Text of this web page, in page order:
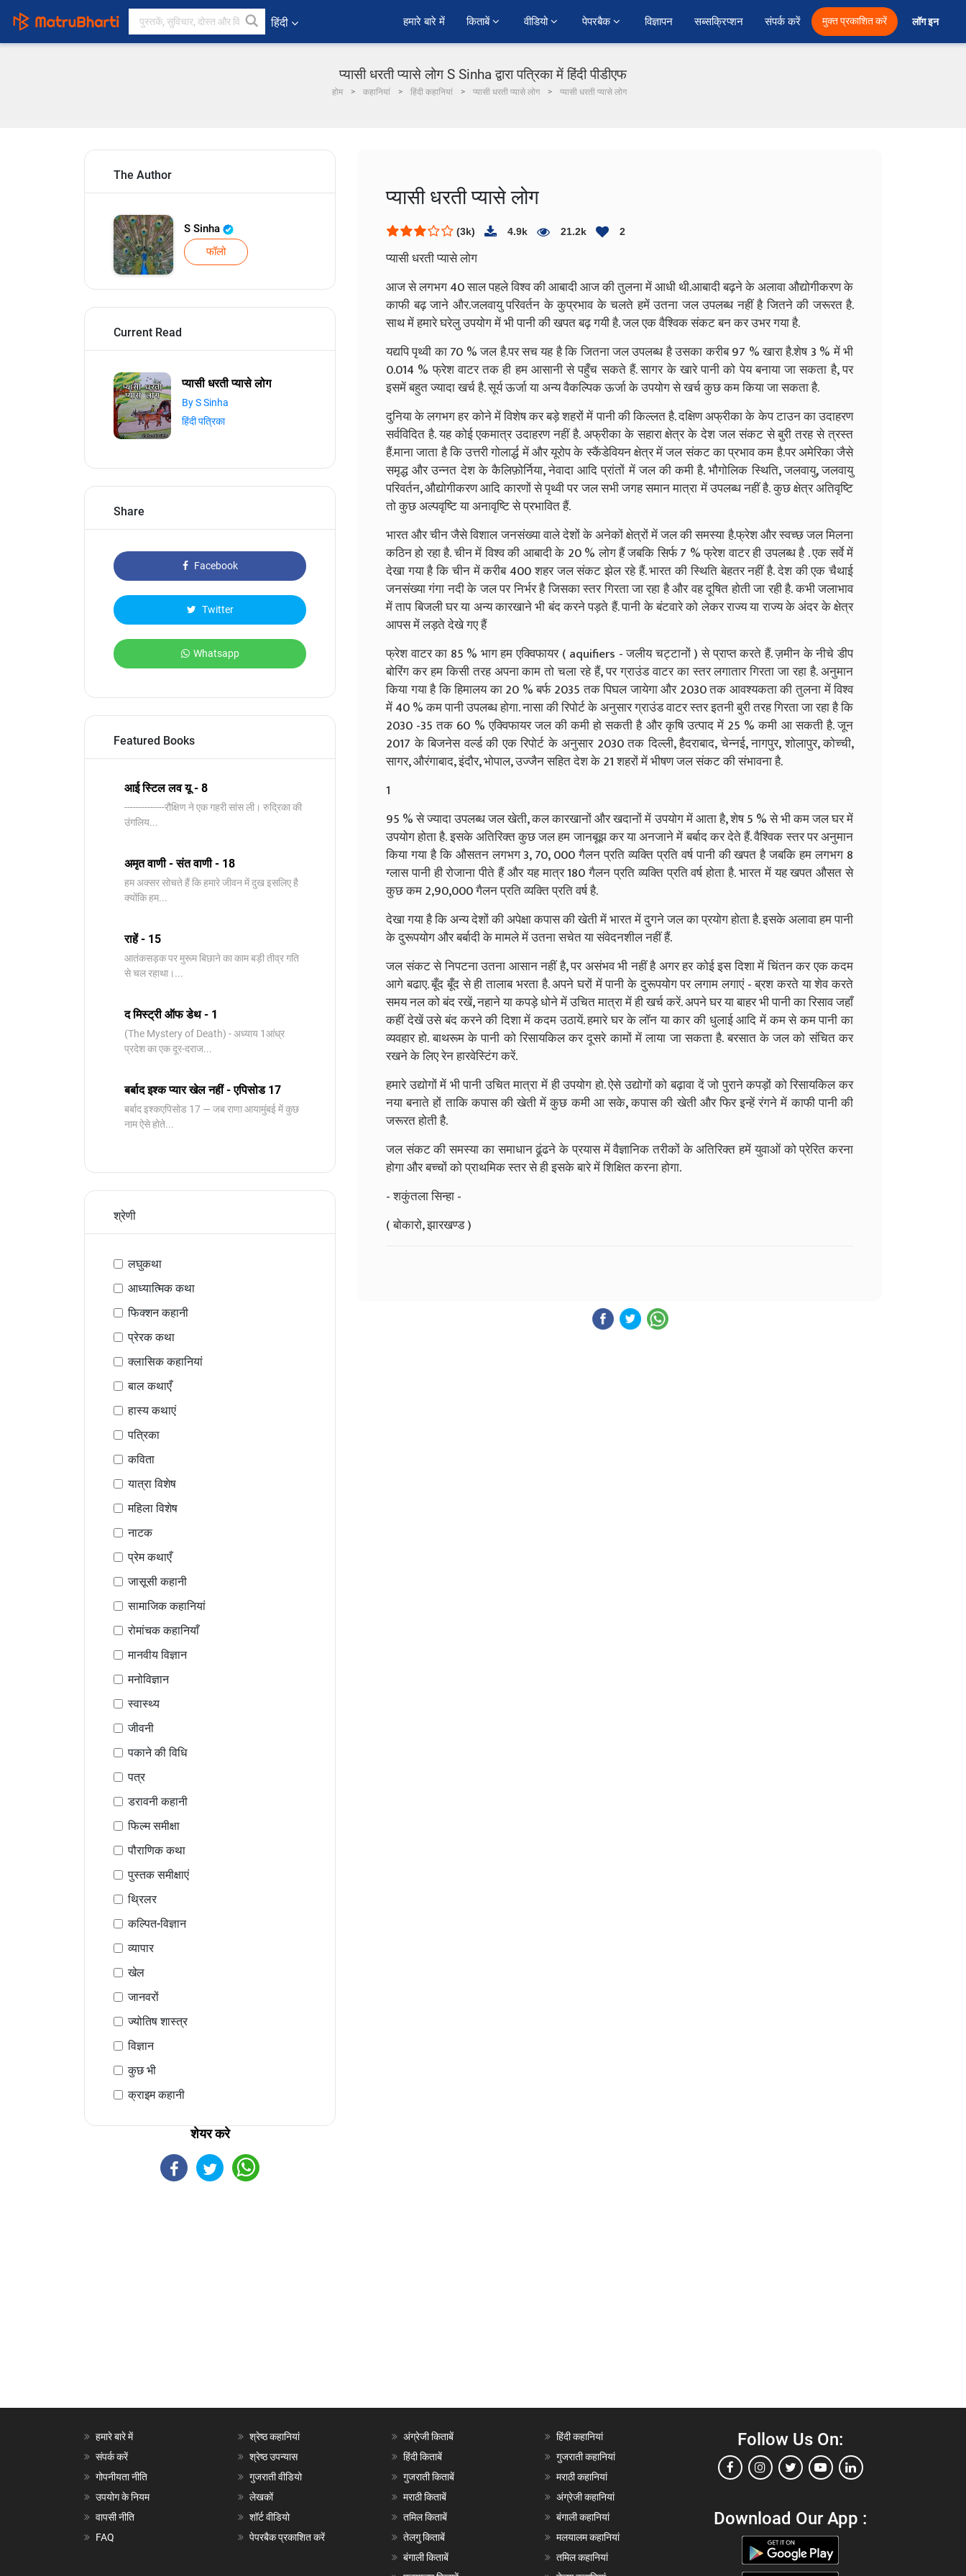
हिंदी हमारे बारे में किताबें वीडियो पेपरबैक विज्ञापन सब्सक्रिप्शन संपर्क करें मुक्त प्रकाशित करें लॉग इन
प्यासी धरती प्यासे लोग S Sinha द्वारा पत्रिका में हिंदी पीडीएफ
होम कहानियां हिंदी कहानियां प्यासी धरती प्यासे लोग प्यासी धरती प्यासे लोग
The Author
S Sinha
फॉलो
Current Read
प्यासी धरती प्यासे लोग
By S Sinha
हिंदी पत्रिका
Share
Facebook
Twitter
Whatsapp
Featured Books
आई स्टिल लव यू - 8
--------------रौक्षिण ने एक गहरी सांस ली। रुद्रिका की
उंगलिय...
अमृत वाणी - संत वाणी - 18
हम अक्सर सोचते हैं कि हमारे जीवन में दुख इसलिए है
क्योंकि हम...
राहें - 15
आतंकसड़क पर मुरूम बिछाने का काम बड़ी तीव्र गति
से चल रहाथा।...
द मिस्ट्री ऑफ डेथ - 1
(The Mystery of Death) - अध्याय 1आंध्र
प्रदेश का एक दूर-दराज...
बर्बाद इश्क प्यार खेल नहीं - एपिसोड 17
बर्बाद इश्कएपिसोड 17 — जब राणा आयामुंबई में कुछ
नाम ऐसे होते...
श्रेणी
लघुकथा
आध्यात्मिक कथा
फिक्शन कहानी
प्रेरक कथा
क्लासिक कहानियां
बाल कथाएँ
हास्य कथाएं
पत्रिका
कविता
यात्रा विशेष
महिला विशेष
नाटक
प्रेम कथाएँ
जासूसी कहानी
सामाजिक कहानियां
रोमांचक कहानियाँ
मानवीय विज्ञान
मनोविज्ञान
स्वास्थ्य
जीवनी
पकाने की विधि
पत्र
डरावनी कहानी
फिल्म समीक्षा
पौराणिक कथा
पुस्तक समीक्षाएं
थ्रिलर
कल्पित-विज्ञान
व्यापार
खेल
जानवरों
ज्योतिष शास्त्र
विज्ञान
कुछ भी
क्राइम कहानी
शेयर करे
प्यासी धरती प्यासे लोग
(3k) 4.9k 21.2k 2
प्यासी धरतीप्यासे लोग
आज से लगभग40साल पहले विश्व की आबादी आज की तुलना में आधी थी.आबादी बढ़ने के अलावाऔद्योगीकरण के
काफी बढ़ जाने और.जलवायु परिवर्तनकेकुप्रभाव के चलते हमेंउतना जल उपलब्ध नहीं हैजितने की जरूरत है.
साथ में हमारे घरेलु उपयोग में भी पानी की खपत बढ़ गयी है.जल एक वैश्विक संकट बन कर उभर गया है.
यद्यपि पृथ्वी का 70 % जल है.पर सच यह है किजितना जल उपलब्ध हैउसका करीब 97 % खारा है.शेष 3 % में भी
0.014 % फ्रेश वाटर तक ही हम आसानी से पहुँच सकते हैं.सागर के खारे पानी को पेय बनाया जा सकता है,पर
इसमें बहुत ज्यादा खर्च है.सूर्य ऊर्जा या अन्य वैकल्पिक ऊर्जा केउपयोग से खर्च कुछ कम किया जा सकता है.
दुनिया के लगभगहर कोने में विशेष कर बड़े शहरों में पानी की किल्लत है.दक्षिण अफ्रीका के केप टाउन का उदाहरण
सर्वविदित है.यह कोई एकमात्र उदाहरण नहीं है.अफ्रीका के सहारा क्षेत्र के देश जल संकट से बुरी तरह से त्रस्त
हैं.माना जाता है किउत्तरी गोलार्द्ध में और यूरोप के स्कैंडेवियन क्षेत्र में जल संकट का प्रभाव कम है.पर अमेरिका जैसे
समृद्ध और उन्नत देश के कैलिफ़ोर्निया,नेवादा आदि प्रांतों में जल की कमी है.भौगोलिक स्थिति,जलवायु,जलवायु
परिवर्तन,औद्योगीकरण आदि कारणों से पृथ्वी पर जल सभी जगह समान मात्रा में उपलब्ध नहीं है.कुछ क्षेत्र अतिवृष्टि
तो कुछ अल्पवृष्टि या अनावृष्टि से प्रभावित हैं.
भारत और चीन जैसे विशाल जनसंख्या वाले देशों के अनेकों क्षेत्रों में जल की समस्या है.फ्रेश और स्वच्छजल मिलना
कठिन हो रहा है.चीन में विश्व की आबादी के 20% लोग हैं जबकि सिर्फ 7 % फ्रेश वाटरही उपलब्ध है.एक सर्वे में
देखा गया है कि चीन में करीब 400शहर जल संकट झेल रहे हैं.भारत की स्थिति बेहतर नहीं है.देश की एक चैथाई
जनसंख्या गंगा नदी के जल पर निर्भर है जिसका स्तर गिरता जा रहा है और वह दूषित होती जा रही है.कभी जलाभाव
में ताप बिजली घर या अन्य कारखाने भी बंद करने पड़ते हैं.पानी के बंटवारे को लेकर राज्य या राज्य के अंदर के क्षेत्र
आपस में लड़ते देखे गए हैं
फ्रेश वाटर का 85 % भाग हम एक्विफायर ( aquifiers - जलीय चट्टानों) सेप्राप्त करते हैं.ज़मीन के नीचे डीप
बोरिंग कर हम किसी तरह अपना काम तो चला रहे हैं,पर ग्राउंड वाटर का स्तर लगातार गिरता जा रहा है.अनुमान
किया गया है किहिमालय का 20 % बर्फ 2035 तक पिघल जायेगा और 2030 तकआवश्यकताकी तुलना में विश्व
में40 %कम पानी उपलब्ध होगा.नासा की रिपोर्ट के अनुसार ग्राउंड वाटर स्तर इतनी बुरी तरह गिरता जा रहा है कि
2030 -35 तक 60 % एक्विफायर जल की कमी हो सकती है और कृषि उत्पाद में 25 % कमी आ सकती है.जून
2017 के बिजनेस वर्ल्ड की एक रिपोर्ट के अनुसार 2030 तकदिल्ली,हैदराबाद,चेन्नई,नागपुर,शोलापुर,कोच्ची,
सागर,औरंगाबाद,इंदौर,भोपाल,उज्जैन सहित देश के21 शहरों में भीषणजल संकट की संभावना है.
1
95 % से ज्यादाउपलब्ध जल खेती,कल कारखानों औरखदानों में उपयोग में आता है,शेष 5 % से भी कमजल घर में
उपयोग होता है.इसके अतिरिक्त कुछ जल हम जानबूझ करया अनजाने में बर्बाद कर देते हैं.वैश्विक स्तर पर अनुमान
किया गया है किऔसतन लगभग 3, 70, 000 गैलनप्रति व्यक्ति प्रति वर्ष पानी की खपत है जबकि हम लगभग 8
ग्लास पानी ही रोजाना पीते हैं और यह मात्र 180 गैलन प्रति व्यक्ति प्रति वर्ष होता है.भारत में यह खपत औसत से
कुछ कम 2,90,000 गैलन प्रति व्यक्ति प्रति वर्षहै.
देखा गया है कि अन्य देशों की अपेक्षा कपास की खेती में भारत में दुगने जल का प्रयोग होता है.इसके अलावा हम पानी
के दुरूपयोग और बर्बादी के मामले में उतना सचेत या संवेदनशील नहीं हैं.
जल संकट से निपटना उतना आसान नहीं है,पर असंभव भी नहीं हैअगर हर कोई इस दिशा में चिंतन कर एक कदम
आगे बढाए.बूँद बूँद से ही तालाब भरता है.अपने घरों में पानी के दुरूपयोग पर लगाम लगाएं - ब्रश करते या शेव करते
समय नल को बंद रखें,नहाने या कपड़े धोने में उचित मात्रा में ही खर्च करें.अपने घर या बाहर भीपानी का रिसाव जहाँ
कहीं देखें उसे बंद करने की दिशा में कदम उठायें.हमारे घर के लॉन या कार की धुलाई आदि में कम से कम पानी का
व्यवहार हो.बाथरूम के पानी को रिसायकिल कर दूसरे कामों में लाया जा सकता है.बरसात के जल को संचित कर
रखने के लिए रेन हारवेस्टिंग करें.
हमारे उद्योगों में भी पानी उचित मात्रा में ही उपयोग हो.ऐसे उद्योगों को बढ़ावा दें जो पुराने कपड़ों को रिसायकिल कर
नया बनाते हों ताकि कपास की खेती में कुछ कमी आ सके,कपास की खेती और फिर इन्हें रंगनेमें काफी पानी की
जरूरत होती है.
जल संकट की समस्या का समाधान ढूंढने के प्रयास मेंवैज्ञानिक तरीकों के अतिरिक्त हमेंयुवाओं को प्रेरित करना
होगा और बच्चों को प्राथमिक स्तर से ही इसके बारे में शिक्षित करना होगा.
- शकुंतला सिन्हा-
(बोकारो,झारखण्ड)
हमारे बारे में
संपर्क करें
गोपनीयता नीति
उपयोग के नियम
वापसी नीति
FAQ
श्रेष्ठ कहानियां
श्रेष्ठ उपन्यास
गुजराती वीडियो
लेखकों
शॉर्ट वीडियो
पेपरबैक प्रकाशित करें
अंग्रेजी किताबें
हिंदी किताबें
गुजराती किताबें
मराठी किताबें
तमिल किताबें
तेलगु किताबें
बंगाली किताबें
हिंदी कहानियां
गुजराती कहानियां
मराठी कहानियां
अंग्रेजी कहानियां
बंगाली कहानियां
मलयालम कहानियां
तमिल कहानियां
Follow Us On:
Download Our App :